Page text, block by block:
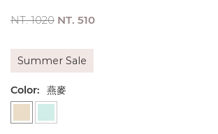
NT. 1020 NT. 510
Summer Sale
Color: 燕麥